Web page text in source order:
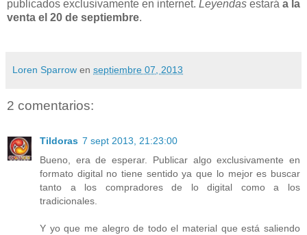
publicados exclusivamente en internet. Leyendas estará a la
venta el 20 de septiembre.
Loren Sparrow en septiembre 07, 2013
2 comentarios:
Tildoras 7 sept 2013, 21:23:00
Bueno, era de esperar. Publicar algo exclusivamente en
formato digital no tiene sentido ya que lo mejor es buscar
tanto a los compradores de lo digital como a los
tradicionales.
Y yo que me alegro de todo el material que está saliendo